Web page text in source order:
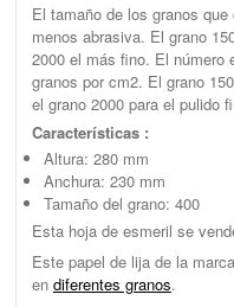
El tamaño de los granos
menos abrasiva. El grano
2000 el más fino. El número
granos por cm2. El grano
el grano 2000 para el pulido
Características :
Altura: 280 mm
Anchura: 230 mm
Tamaño del grano: 400
Esta hoja de esmeril se
Este papel de lija de la
en diferentes granos.